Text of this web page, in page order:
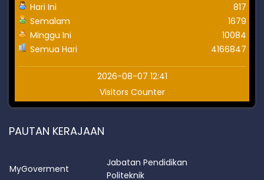
Hari Ini
Semalam
Minggu Ini
Semua Hari
817
1679
10084
4166847
2026-08-07 12:41
Visitors Counter
PAUTAN KERAJAAN
MyGoverment
Jabatan Pendidikan
Politeknik